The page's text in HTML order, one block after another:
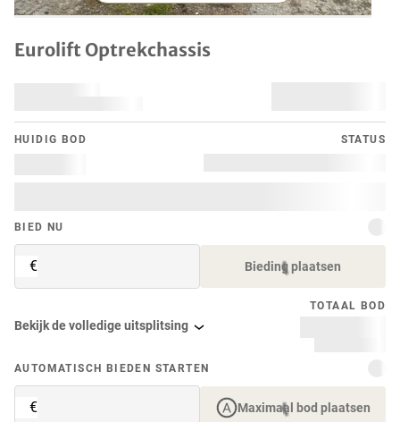
Eurolift Optrekchassis
HUIDIG ​​BOD STATUS
BIED NU
€ Bieding plaatsen
TOTAAL BOD
Bekijk de volledige uitsplitsing
AUTOMATISCH BIEDEN STARTEN
€ Maximaal bod plaatsen